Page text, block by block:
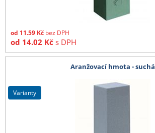
od 11.59 Kč bez DPH
od 14.02 Kč s DPH
Aranžovací hmota - suchá
varianty